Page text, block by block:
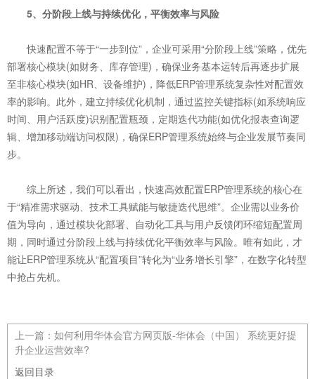
5、分阶段上线与持续优化，平衡效率与风险
快速配置不等于“一步到位”，企业可采用“分阶段上线”策略，优先
部署核心模块(如财务、库存管理)，确保业务基本运转后再逐步扩展
至非核心模块(如HR、设备维护)，降低ERP管理系统复杂性对配置效
率的影响。此外，建立持续优化机制，通过监控关键指标(如系统响应
时间、用户活跃度)识别配置瓶颈，定期迭代功能(如优化报表查询逻
辑、增加移动端访问权限)，确保ERP管理系统始终与企业发展节奏同
步。
综上所述，我们可以看出，快速高效配置ERP管理系统的核心在
于“精准需求驱动、技术工具赋能与敏捷迭代思维”。企业需以业务价
值为导向，通过模块化部署、自动化工具与用户反馈闭环缩短配置周
期，同时通过分阶段上线与持续优化平衡效率与风险。唯有如此，才
能让ERP管理系统从“配置项目”转化为“业务增长引擎”，在数字化转型
中抢占先机。
上一篇： 如何利用华体会官方网页版-华体会（中国） 系统更好提
升企业运营效率?
返回目录